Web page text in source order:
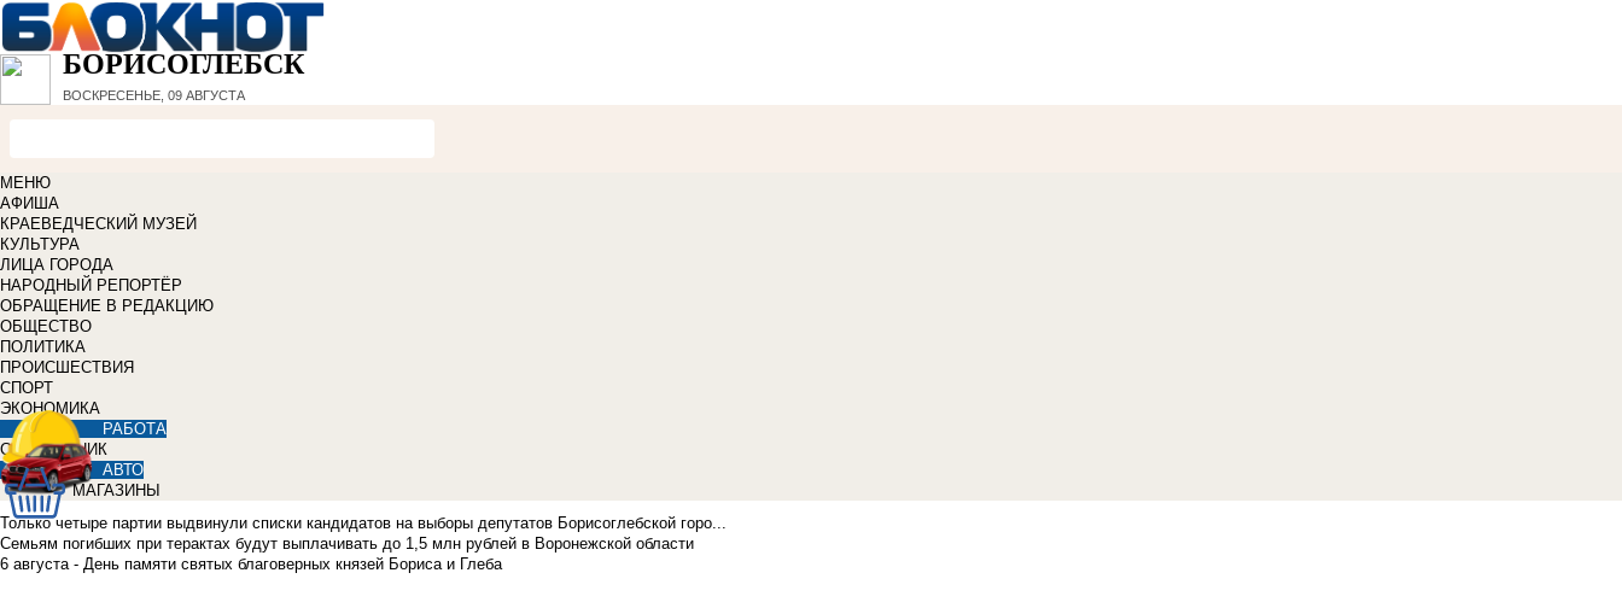
БОРИСОГЛЕБСК
ВОСКРЕСЕНЬЕ, 09 АВГУСТА
МЕНЮ
АФИША
КРАЕВЕДЧЕСКИЙ МУЗЕЙ
КУЛЬТУРА
ЛИЦА ГОРОДА
НАРОДНЫЙ РЕПОРТЁР
ОБРАЩЕНИЕ В РЕДАКЦИЮ
ОБЩЕСТВО
ПОЛИТИКА
ПРОИСШЕСТВИЯ
СПОРТ
ЭКОНОМИКА
РАБОТА
СПРАВОЧНИК
АВТО
МАГАЗИНЫ
Только четыре партии выдвинули списки кандидатов на выборы депутатов Борисоглебской горо...
Семьям погибших при терактах будут выплачивать до 1,5 млн рублей в Воронежской области
6 августа - День памяти святых благоверных князей Бориса и Глеба